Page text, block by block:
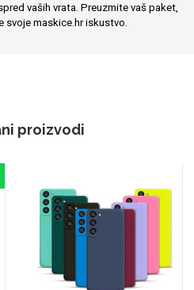
vaših vrata. Preuzmite vaš paket,
svoje maskice.hr iskustvo.
proizvodi